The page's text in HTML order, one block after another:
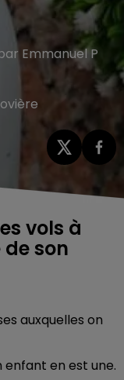
Emmanuel P
vols à
son
auxquelles on
enfant en est une.